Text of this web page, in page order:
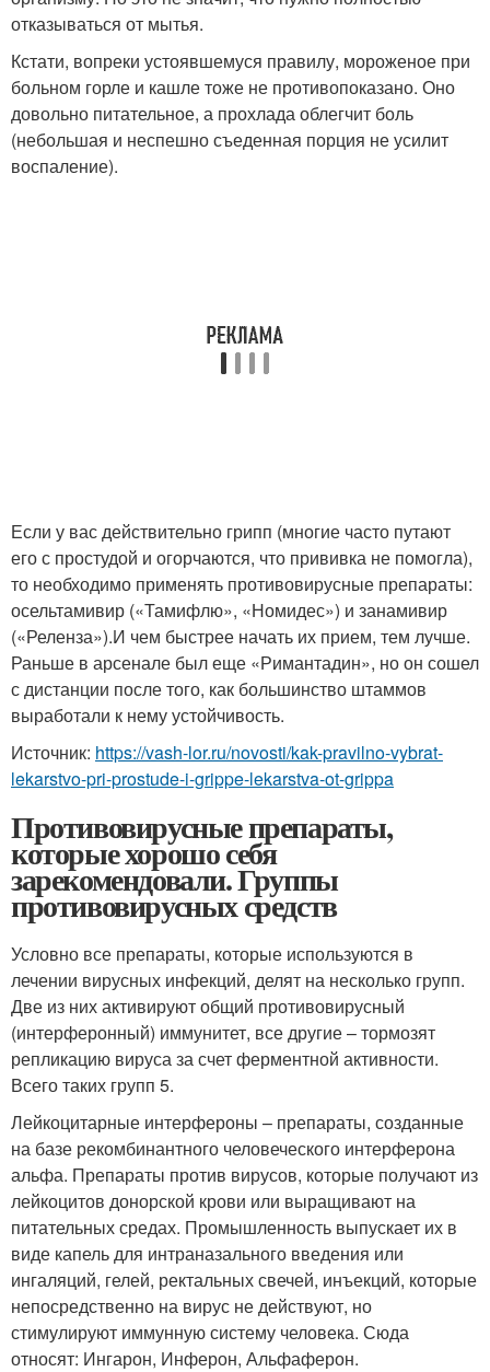
отказываться от мытья.
Кстати, вопреки устоявшемуся правилу, мороженое при
больном горле и кашле тоже не противопоказано. Оно
довольно питательное, а прохлада облегчит боль
(небольшая и неспешно съеденная порция не усилит
воспаление).
Если у вас действительно грипп (многие часто путают
его с простудой и огорчаются, что прививка не помогла),
то необходимо применять противовирусные препараты:
осельтамивир («Тамифлю», «Номидес») и занамивир
(«Реленза»).И чем быстрее начать их прием, тем лучше.
Раньше в арсенале был еще «Римантадин», но он сошел
с дистанции после того, как большинство штаммов
выработали к нему устойчивость.
Источник: https://vash-lor.ru/novosti/kak-pravilno-vybrat-
lekarstvo-pri-prostude-i-grippe-lekarstva-ot-grippa
Противовирусные препараты,
которые хорошо себя
зарекомендовали. Группы
противовирусных средств
Условно все препараты, которые используются в
лечении вирусных инфекций, делят на несколько групп.
Две из них активируют общий противовирусный
(интерферонный) иммунитет, все другие – тормозят
репликацию вируса за счет ферментной активности.
Всего таких групп 5.
Лейкоцитарные интерфероны – препараты, созданные
на базе рекомбинантного человеческого интерферона
альфа. Препараты против вирусов, которые получают из
лейкоцитов донорской крови или выращивают на
питательных средах. Промышленность выпускает их в
виде капель для интраназального введения или
ингаляций, гелей, ректальных свечей, инъекций, которые
непосредственно на вирус не действуют, но
стимулируют иммунную систему человека. Сюда
относят: Ингарон, Инферон, Альфаферон.